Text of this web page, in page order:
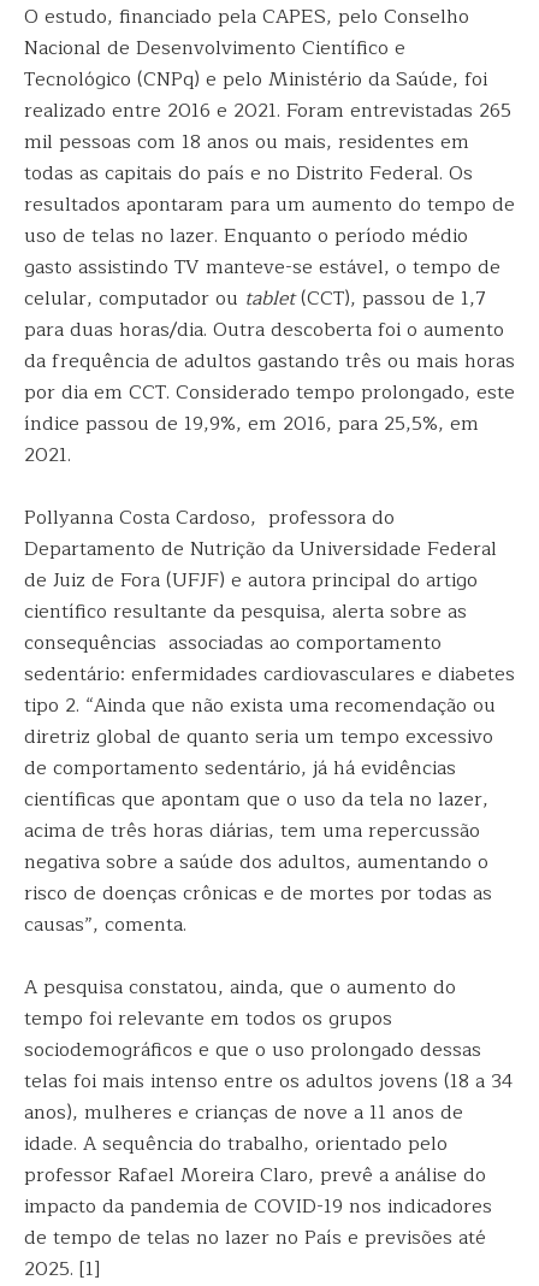
O estudo, financiado pela CAPES, pelo Conselho
Nacional de Desenvolvimento Científico e
Tecnológico (CNPq) e pelo Ministério da Saúde, foi
realizado entre 2016 e 2021. Foram entrevistadas 265
mil pessoas com 18 anos ou mais, residentes em
todas as capitais do país e no Distrito Federal. Os
resultados apontaram para um aumento do tempo de
uso de telas no lazer. Enquanto o período médio
gasto assistindo TV manteve-se estável, o tempo de
celular, computador ou tablet(CCT), passou de 1,7
para duas horas/dia. Outra descoberta foi o aumento
da frequência de adultos gastando três ou mais horas
por dia em CCT. Considerado tempo prolongado, este
índice passou de 19,9%, em 2016, para 25,5%, em
2021.
Pollyanna Costa Cardoso, professora do
Departamento de Nutrição da Universidade Federal
de Juiz de Fora (UFJF) e autora principal do artigo
científico resultante da pesquisa, alerta sobre as
consequências associadas ao comportamento
sedentário: enfermidades cardiovasculares e diabetes
tipo 2. “Ainda que não exista uma recomendação ou
diretriz global de quanto seria um tempo excessivo
de comportamento sedentário, já há evidências
científicas que apontam que o uso da tela no lazer,
acima de três horas diárias, tem uma repercussão
negativa sobre a saúde dos adultos, aumentando o
risco de doenças crônicas e de mortes por todas as
causas”, comenta.
A pesquisa constatou, ainda, que o aumento do
tempo foi relevante em todos os grupos
sociodemográficos e que o uso prolongado dessas
telas foi mais intenso entre os adultos jovens (18 a 34
anos), mulheres e crianças de nove a 11 anos de
idade. A sequência do trabalho, orientado pelo
professor Rafael Moreira Claro, prevê a análise do
impacto da pandemia de COVID-19 nos indicadores
de tempo de telas no lazer no País e previsões até
2025. [1]